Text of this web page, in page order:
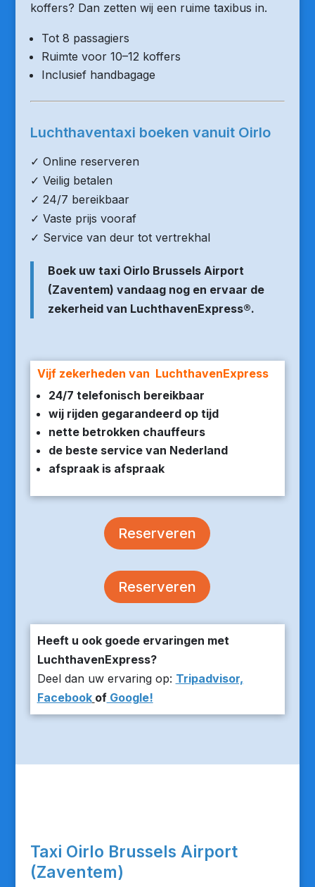
koffers? Dan zetten wij een ruime taxibus in.
Tot 8 passagiers
Ruimte voor 10–12 koffers
Inclusief handbagage
Luchthaventaxi boeken vanuit Oirlo
✓ Online reserveren
✓ Veilig betalen
✓ 24/7 bereikbaar
✓ Vaste prijs vooraf
✓ Service van deur tot vertrekhal
Boek uw taxi Oirlo Brussels Airport
(Zaventem) vandaag nog en ervaar de
zekerheid van LuchthavenExpress®.
Vijf zekerheden van LuchthavenExpress
24/7 telefonisch bereikbaar
wij rijden gegarandeerd op tijd
nette betrokken chauffeurs
de beste service van Nederland
afspraak is afspraak
Reserveren
Reserveren
Heeft u ook goede ervaringen met
LuchthavenExpress?
Deel dan uw ervaring op: Tripadvisor,
Facebook ofGoogle!
Taxi Oirlo Brussels Airport
(Zaventem)